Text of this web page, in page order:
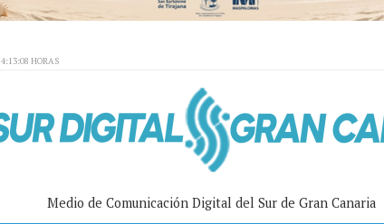
HORAS
Medio de Comunicación Digital del Sur de Gran Canaria